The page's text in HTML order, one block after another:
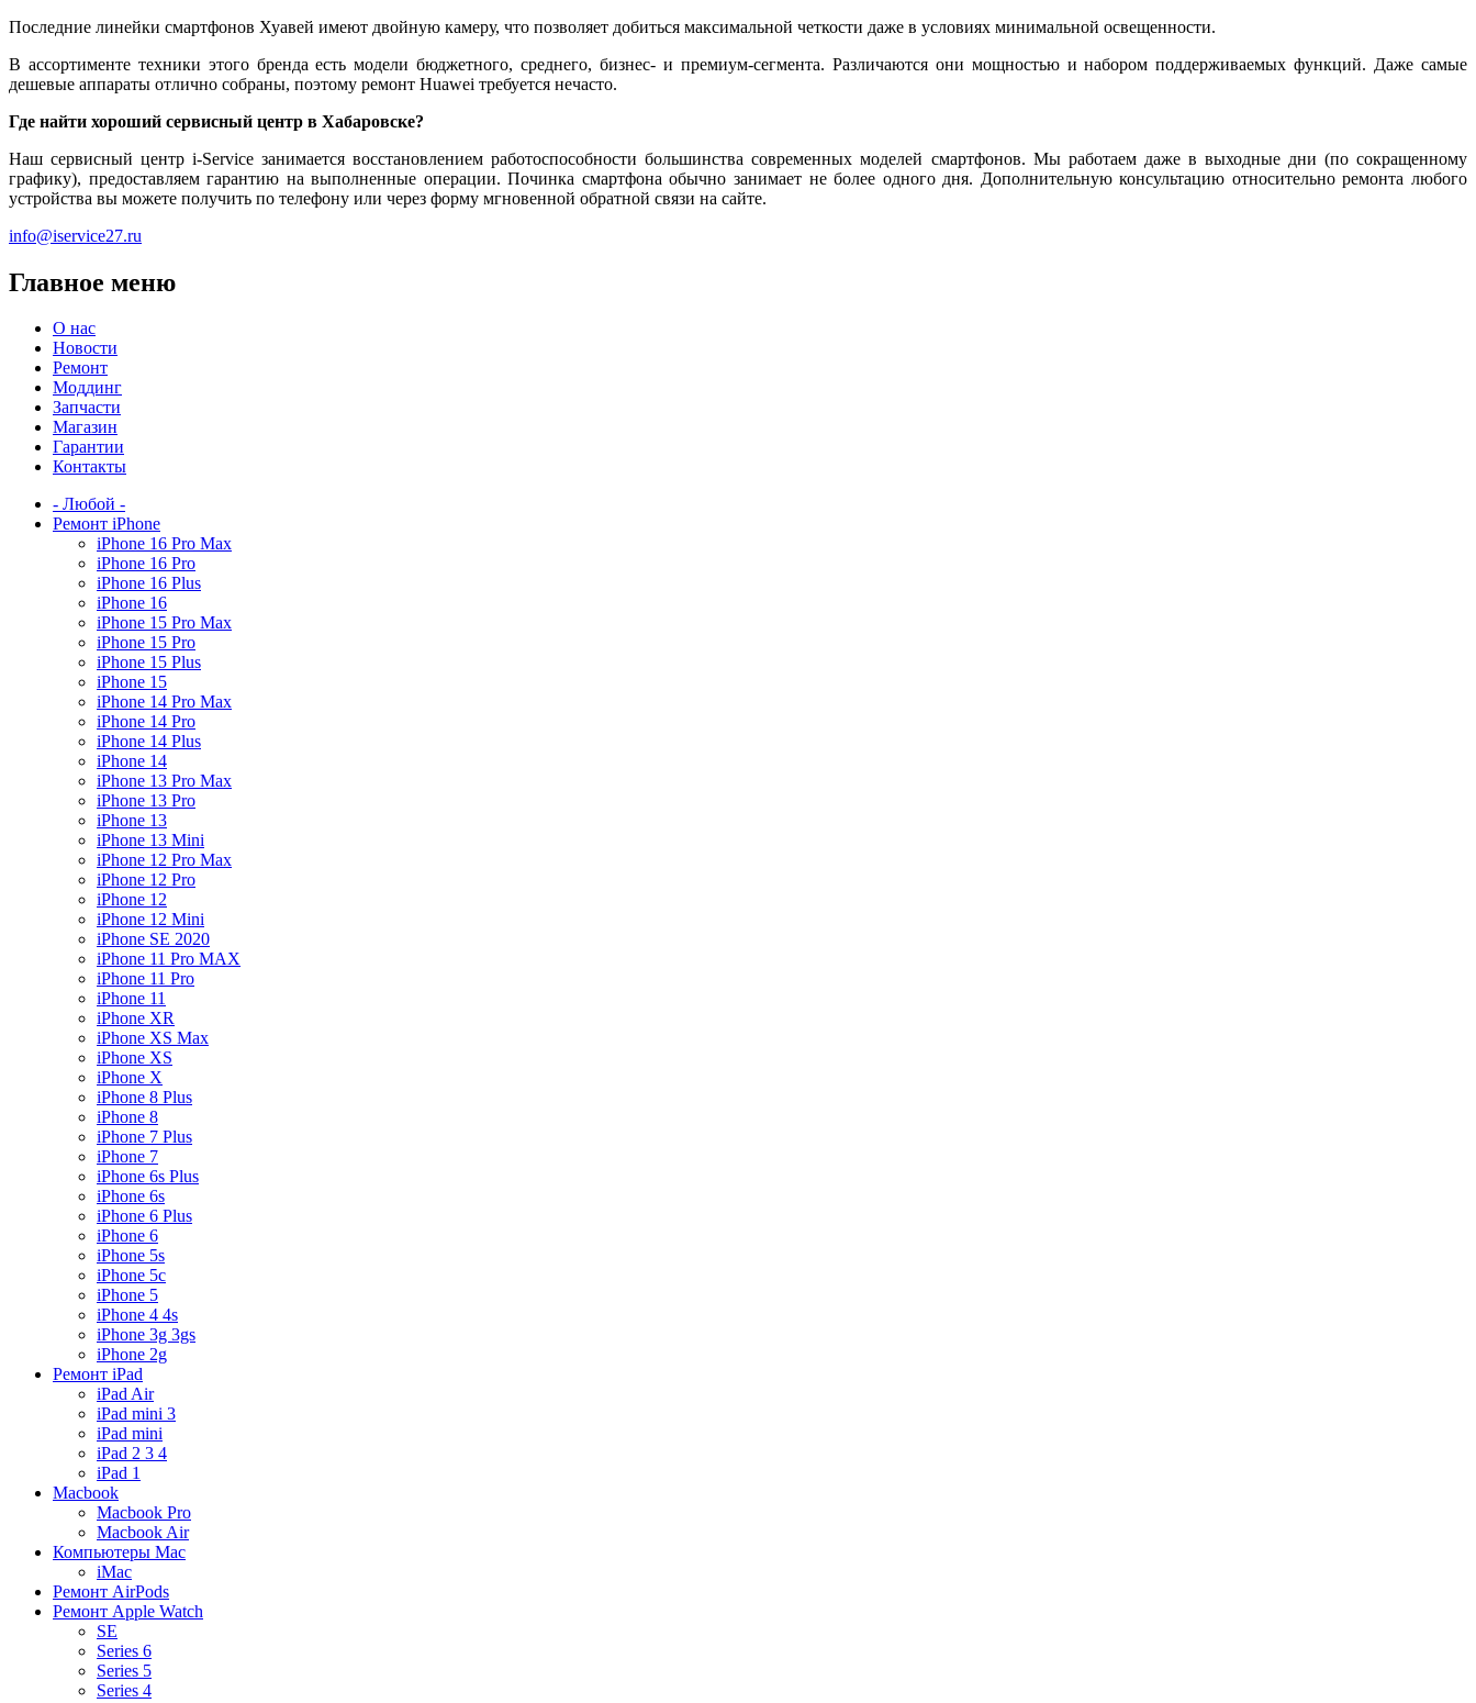
Последние линейки смартфонов Хуавей имеют двойную камеру, что позволяет добиться максимальной четкости даже в условиях минимальной освещенности.
В ассортименте техники этого бренда есть модели бюджетного, среднего, бизнес- и премиум-сегмента. Различаются они мощностью и набором поддерживаемых функций. Даже самые
дешевые аппараты отлично собраны, поэтому ремонт Huawei требуется нечасто.
Где найти хороший сервисный центр в Хабаровске?
Наш сервисный центр i-Service занимается восстановлением работоспособности большинства современных моделей смартфонов. Мы работаем даже в выходные дни (по сокращенному
графику), предоставляем гарантию на выполненные операции. Починка смартфона обычно занимает не более одного дня. Дополнительную консультацию относительно ремонта любого
устройства вы можете получить по телефону или через форму мгновенной обратной связи на сайте.
info@iservice27.ru
Главное меню
О нас
Новости
Ремонт
Моддинг
Запчасти
Магазин
Гарантии
Контакты
- Любой -
Ремонт iPhone
iPhone 16 Pro Max
iPhone 16 Pro
iPhone 16 Plus
iPhone 16
iPhone 15 Pro Max
iPhone 15 Pro
iPhone 15 Plus
iPhone 15
iPhone 14 Pro Max
iPhone 14 Pro
iPhone 14 Plus
iPhone 14
iPhone 13 Pro Max
iPhone 13 Pro
iPhone 13
iPhone 13 Mini
iPhone 12 Pro Max
iPhone 12 Pro
iPhone 12
iPhone 12 Mini
iPhone SE 2020
iPhone 11 Pro MAX
iPhone 11 Pro
iPhone 11
iPhone XR
iPhone XS Max
iPhone XS
iPhone X
iPhone 8 Plus
iPhone 8
iPhone 7 Plus
iPhone 7
iPhone 6s Plus
iPhone 6s
iPhone 6 Plus
iPhone 6
iPhone 5s
iPhone 5c
iPhone 5
iPhone 4 4s
iPhone 3g 3gs
iPhone 2g
Ремонт iPad
iPad Air
iPad mini 3
iPad mini
iPad 2 3 4
iPad 1
Macbook
Macbook Pro
Macbook Air
Компьютеры Mac
iMac
Ремонт AirPods
Ремонт Apple Watch
SE
Series 6
Series 5
Series 4